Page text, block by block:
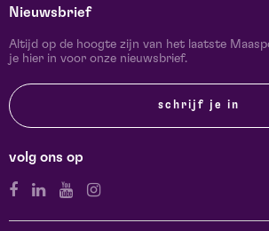
Nieuwsbrief
Altijd op de hoogte zijn van het laatste
je hier in voor onze nieuwsbrief.
schrijf je in
volg ons op